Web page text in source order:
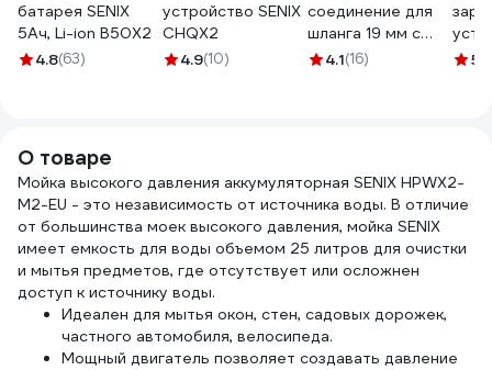
батарея SENIX
5Ач, Li-ion B50X2
4.8(63)
устройство SENIX
CHQX2
4.9(10)
соединение для
шланга 19 мм с
аквастопом
4.1(16) 5
О товаре
Мойка высокого давления аккумуляторная SENIX HPWX2-
M2-EU - это независимость от источника воды. В отличие
от большинства моек высокого давления, мойка SENIX
имеет емкость для воды объемом 25 литров для очистки
и мытья предметов, где отсутствует или осложнен
доступ к источнику воды.
Идеален для мытья окон, стен, садовых дорожек,
частного автомобиля, велосипеда.
Мощный двигатель позволяет создавать давление